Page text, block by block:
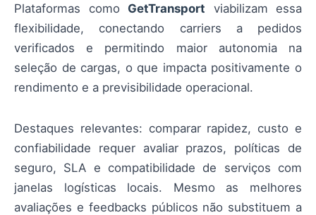
Plataformas como GetTransport viabilizam essa
flexibilidade, conectando carriers a pedidos
verificados e permitindo maior autonomia na
seleção de cargas, o que impacta positivamente o
rendimento e a previsibilidade operacional.
Destaques relevantes: comparar rapidez, custo e
confiabilidade requer avaliar prazos, políticas de
seguro, SLA e compatibilidade de serviços com
janelas logísticas locais. Mesmo as melhores
avaliações e feedbacks públicos não substituem a